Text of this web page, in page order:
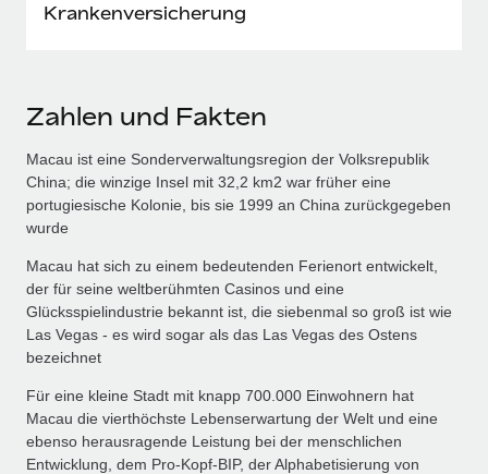
Krankenversicherung
Zahlen und Fakten
Macau ist eine Sonderverwaltungsregion der Volksrepublik
China; die winzige Insel mit 32,2 km2 war früher eine
portugiesische Kolonie, bis sie 1999 an China zurückgegeben
wurde
Macau hat sich zu einem bedeutenden Ferienort entwickelt,
der für seine weltberühmten Casinos und eine
Glücksspielindustrie bekannt ist, die siebenmal so groß ist wie
Las Vegas - es wird sogar als das Las Vegas des Ostens
bezeichnet
Für eine kleine Stadt mit knapp 700.000 Einwohnern hat
Macau die vierthöchste Lebenserwartung der Welt und eine
ebenso herausragende Leistung bei der menschlichen
Entwicklung, dem Pro-Kopf-BIP, der Alphabetisierung von